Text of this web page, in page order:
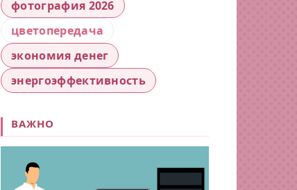
фотография 2026
цветопередача
экономия денег
энергоэффективность
ВАЖНО